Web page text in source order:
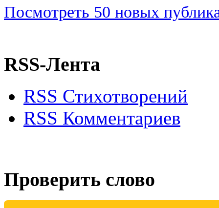
Посмотреть 50 новых
RSS-Лента
RSS Стихотворений
RSS Комментариев
Проверить слово